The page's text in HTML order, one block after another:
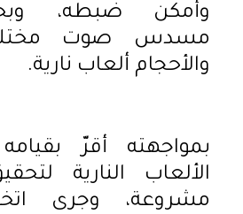
مسدس صوت
والأحجام ألعاب نارية.
بمواجهته أقرّ
الألعاب النارية
مشروعة، وجرى